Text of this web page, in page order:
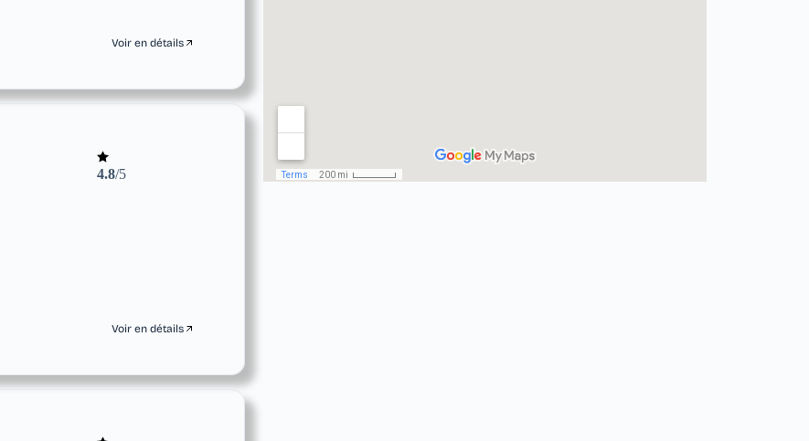
Voir en détails
4.8/5
Voir en détails